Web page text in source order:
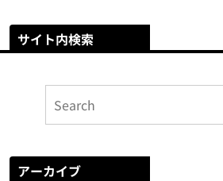
サイト内検索
アーカイブ